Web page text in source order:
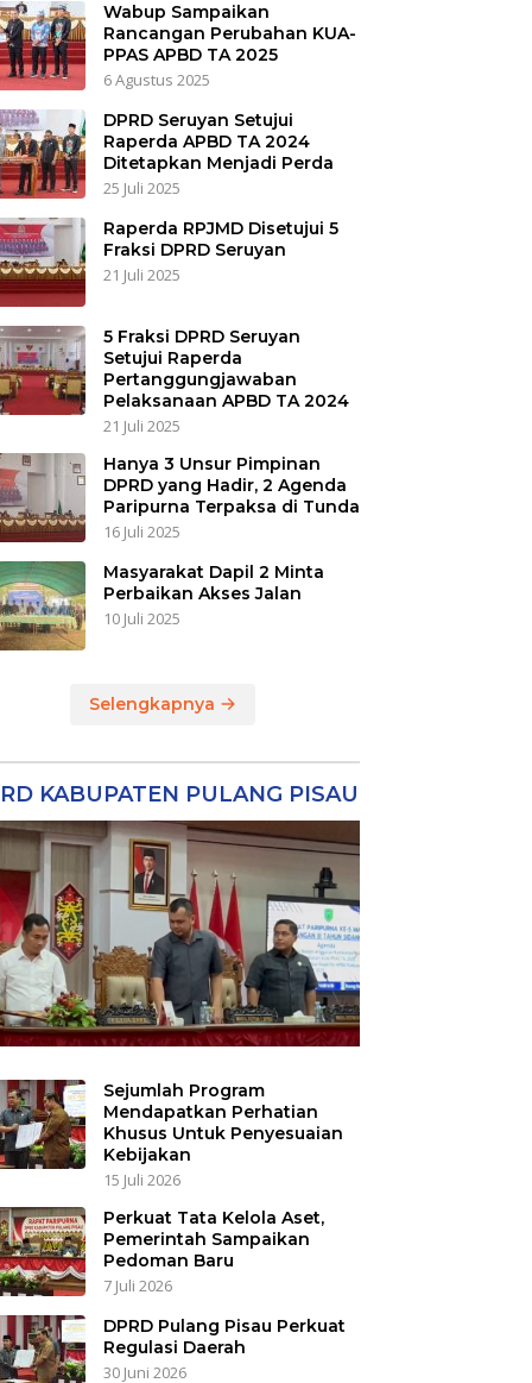
Wabup Sampaikan
Rancangan Perubahan KUA-
PPAS APBD TA 2025
6 Agustus 2025
DPRD Seruyan Setujui
Raperda APBD TA 2024
Ditetapkan Menjadi Perda
25 Juli 2025
Raperda RPJMD Disetujui 5
Fraksi DPRD Seruyan
21 Juli 2025
5 Fraksi DPRD Seruyan
Setujui Raperda
Pertanggungjawaban
Pelaksanaan APBD TA 2024
21 Juli 2025
Hanya 3 Unsur Pimpinan
DPRD yang Hadir, 2 Agenda
Paripurna Terpaksa di Tunda
16 Juli 2025
Masyarakat Dapil 2 Minta
Perbaikan Akses Jalan
10 Juli 2025
Selengkapnya
KABUPATEN PULANG PISAU
Sejumlah Program
Mendapatkan Perhatian
Khusus Untuk Penyesuaian
Kebijakan
15 Juli 2026
Perkuat Tata Kelola Aset,
Pemerintah Sampaikan
Pedoman Baru
7 Juli 2026
DPRD Pulang Pisau Perkuat
Regulasi Daerah
30 Juni 2026